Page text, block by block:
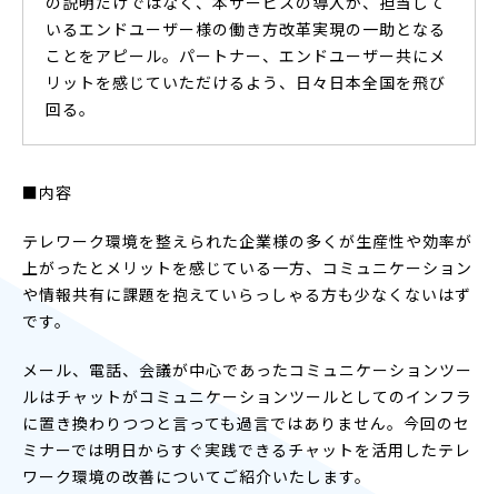
いるエンドユーザー様の働き方改革実現の一助となる
ことをアピール。パートナー、エンドユーザー共にメ
リットを感じていただけるよう、日々日本全国を飛び
回る。
■内容
テレワーク環境を整えられた企業様の多くが生産性や効率が
上がったとメリットを感じている一方、コミュニケーション
や情報共有に課題を抱えていらっしゃる方も少なくないはず
です。
メール、電話、会議が中心であったコミュニケーションツー
ルはチャットがコミュニケーションツールとしてのインフラ
に置き換わりつつと言っても過言ではありません。今回のセ
ミナーでは明日からすぐ実践できるチャットを活用したテレ
ワーク環境の改善についてご紹介いたします。